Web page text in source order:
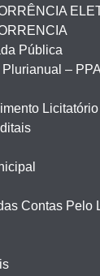
Pública
– PPA
Licitatório
Contas Pelo